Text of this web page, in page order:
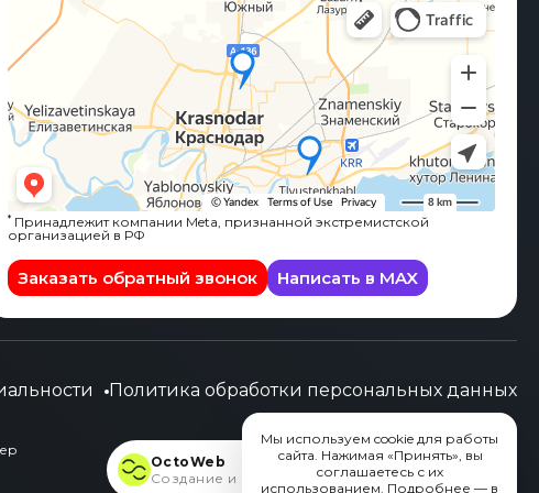
*Принадлежит компании Meta, признанной экстремистской
организацией в РФ
Заказать обратный звонок Написать в MAX
Политика обработки персональных данных
OctoWeb
Создание и продвижение сайтов
Мы используем cookie для работы
сайта. Нажимая «Принять», вы
соглашаетесь с их
использованием. Подробнее — в